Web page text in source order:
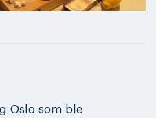
Oslo som ble